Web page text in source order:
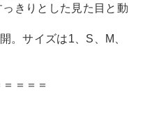
きりとした見た目と動
。サイズは1、S、M、
＝＝＝